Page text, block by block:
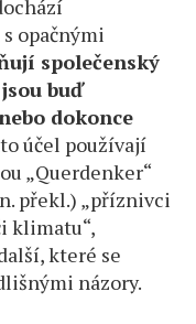
opačnými
společenský
buď
dokonce
účel používají
„Querdenker“
překl.) „příznivci
klimatu“,
které se
názory.